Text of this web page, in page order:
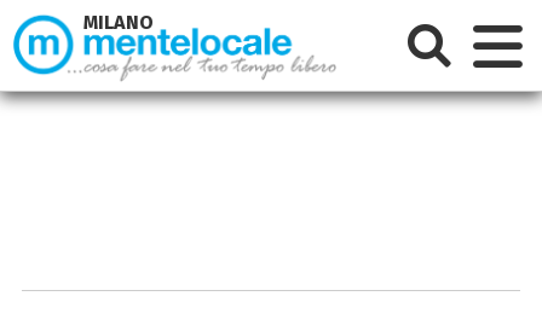
MILANO